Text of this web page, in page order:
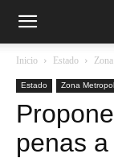
Inicio Estado
Estado Zona
penas